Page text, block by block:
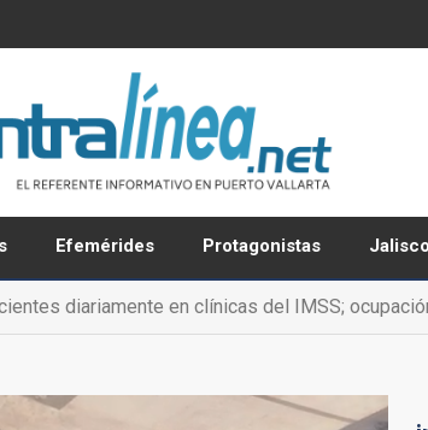
Efemérides Protagonistas Jalisco
diariamente en clínicas del IMSS;